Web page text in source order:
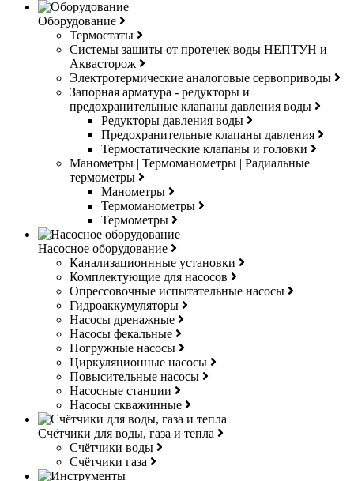
Оборудование
Термостаты
Системы защиты от протечек воды НЕПТУН и
Аквасторож
Электротермические аналоговые сервоприводы
Запорная арматура - редукторы и
предохранительные клапаны давления воды
Редукторы давления воды
Предохранительные клапаны давления
Термостатические клапаны и головки
Манометры | Термоманометры | Радиальные
термометры
Манометры
Термоманометры
Термометры
Насосное оборудование
Канализационнные установки
Комплектующие для насосов
Опрессовочные испытательные насосы
Гидроаккумуляторы
Насосы дренажные
Насосы фекальные
Погружные насосы
Циркуляционные насосы
Повысительные насосы
Насосные станции
Насосы скважинные
Счётчики для воды, газа и тепла
Счётчики воды
Счётчики газа